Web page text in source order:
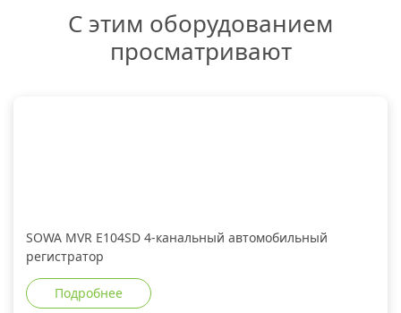
С этим оборудованием
просматривают
SOWA MVR E104SD 4-канальный автомобильный
регистратор
Подробнее